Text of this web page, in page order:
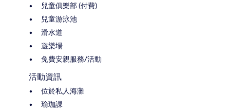
兒童俱樂部 (付費)
兒童游泳池
滑水道
遊樂場
免費安親服務/活動
活動資訊
位於私人海灘
瑜珈課